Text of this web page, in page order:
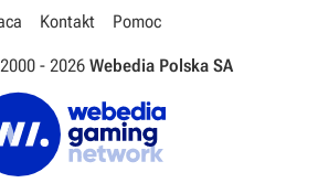
Kontakt Pomoc
- 2026 Webedia Polska SA